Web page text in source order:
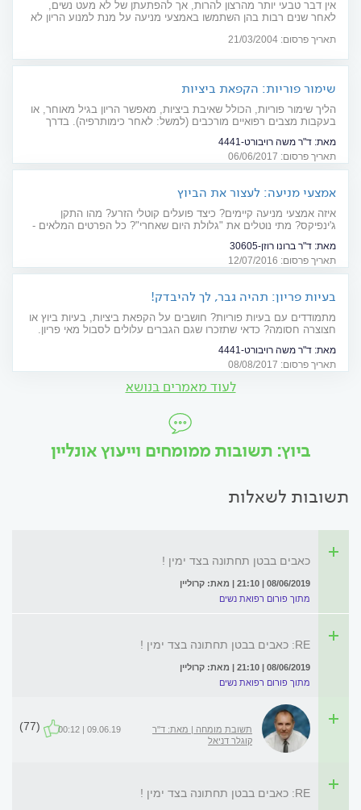
אין דבר טבעי יותר מהרצון להרות, אך להפתעתן של לא מעט נשים,
לאחר שנים רבות בהן השתמשו באמצעי מניעה על מנת למנוע הריון לא
כמה עקרונות פשוטים יכולה לעזור לנשים לקצר את תקופת ההמתנה
תאריך פרסום: 21/03/2004
שימור פוריות: הקפאת ביציות
הליך שימור פוריות, הכולל שאיבת ביציות, מאפשר הריון בגיל מאוחר, או
בעקבות מצבים רפואיים מורכבים (למשל: לאחר כימותרפיה). בדרך
מאת: ד"ר משה רויבורט-4441
תאריך פרסום: 06/06/2017
אמצעי מניעה: לעצור את הביוץ
איזה אמצעי מניעה קיימים? כיצד פועלים קוטלי הזרע? מהו התקן
ג'ינפיקס? מתי נוטלים את "גלולת היום שאחרי"? כל הפרטים המלאים -
מאת: ד"ר ברונו רוזן-30605
תאריך פרסום: 12/07/2016
בעיות פריון: תהיה גבר, לך להיבדק!
מתמודדים עם בעיות פוריות? חושבים על הקפאת ביציות, בעיות ביוץ או
חצוצרה חסומה? כדאי שתזכרו שגם הגברים עלולים לסבול מאי פריון.
מאת: ד"ר משה רויבורט-4441
תאריך פרסום: 08/08/2017
לעוד מאמרים בנושא
ביוץ: תשובות ממומחים וייעוץ אונליין
תשובות לשאלות
כאבים בבטן תחתונה בצד ימין !
08/06/2019 | 21:10 | מאת: קרוליין
מתוך פורום רפואת נשים
RE: כאבים בבטן תחתונה בצד ימין !
08/06/2019 | 21:10 | מאת: קרוליין
מתוך פורום רפואת נשים
תשובת מומחה | מאת: ד"ר
קוגלר דניאל
09.06.19 | 00:12
(77)
RE: כאבים בבטן תחתונה בצד ימין !